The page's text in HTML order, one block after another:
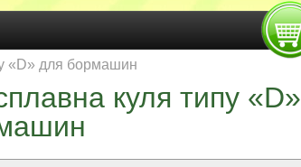
«D» для бормашин
куля типу «D»